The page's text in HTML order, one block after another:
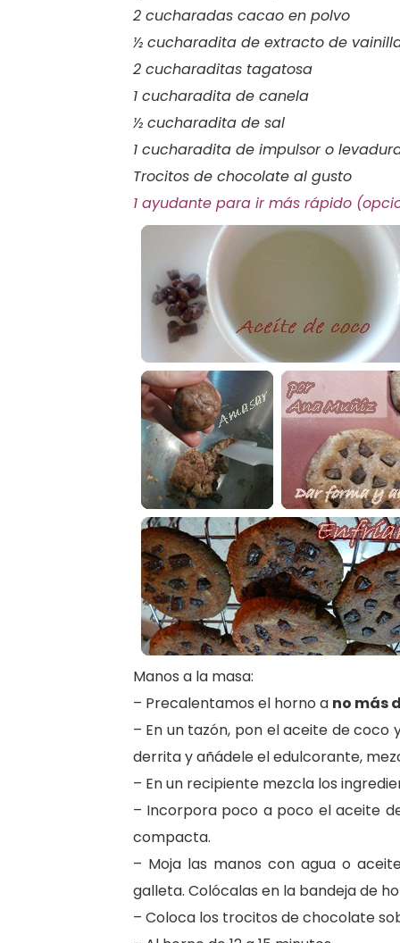
2 cucharadas cacao en polvo
½ cucharadita de extracto de
2 cucharaditas tagatosa
1 cucharadita de canela
½ cucharadita de sal
1 cucharadita de impulsor o
Trocitos de chocolate al gusto
1 ayudante para ir más rápido
Manos a la masa:
– Precalentamos el horno a no más
– En un tazón, pon el aceite de
derrita y añádele el edulcorante,
– En un recipiente mezcla los
– Incorpora poco a poco el aceite
compacta.
– Moja las manos con agua o
galleta. Colócalas en la bandeja de
– Coloca los trocitos de chocolate